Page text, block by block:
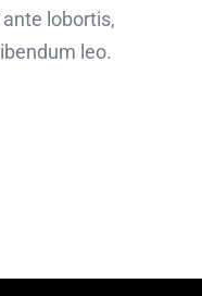
lobortis,
leo.